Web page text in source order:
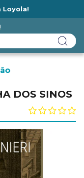
Loyola!
DOS SINOS